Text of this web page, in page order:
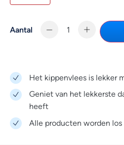
Aantal
Het kippenvlees is lekker
Geniet van het lekkerste
heeft
Alle producten worden los